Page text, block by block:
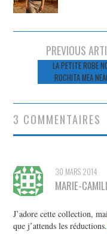
Navigation
articles
PREVIOUS
LA PETITE ROBE
ROCHITA MEA
3 COMMENTAIRES
30 MARS 2014
MARIE-
J’adore cette collection,
que j’attends les réductions.